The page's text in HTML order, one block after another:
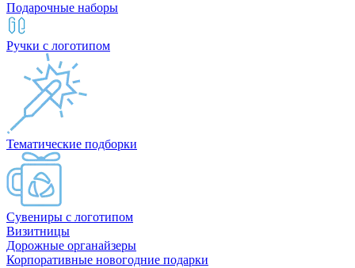
Подарочные наборы
Ручки с логотипом
Тематические подборки
Сувениры с логотипом
Визитницы
Дорожные органайзеры
Корпоративные новогодние подарки